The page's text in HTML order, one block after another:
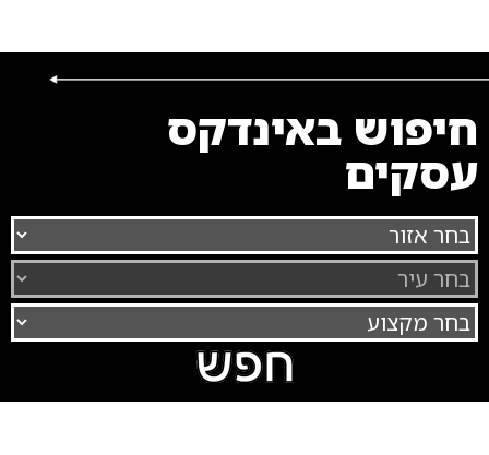
חיפוש באינדקס
עסקים